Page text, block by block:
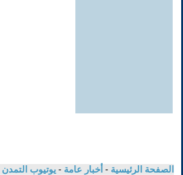
الصفحة الرئيسية - أخبار عامة - يوتيوب التمدن